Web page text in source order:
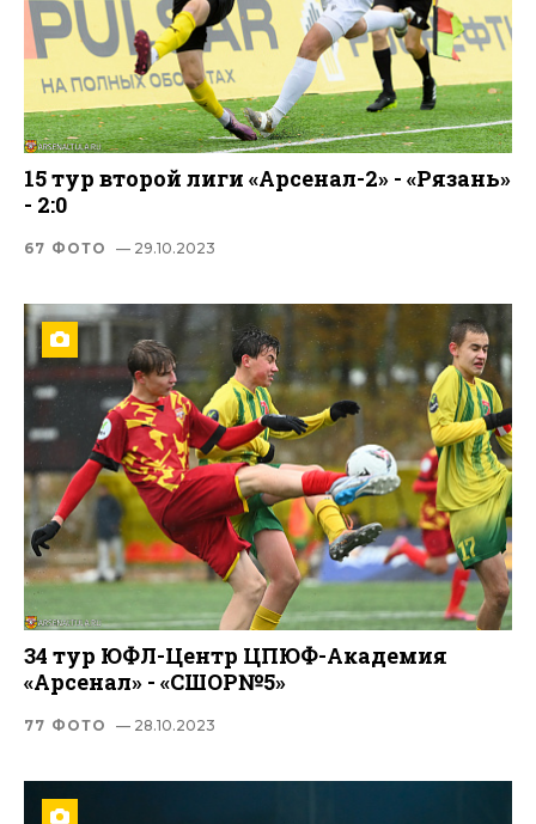
15 тур второй лиги «Арсенал-2» - «Рязань»
- 2:0
67 ФОТО — 29.10.2023
34 тур ЮФЛ-Центр ЦПЮФ-Академия
«Арсенал» - «СШОР№5»
77 ФОТО — 28.10.2023